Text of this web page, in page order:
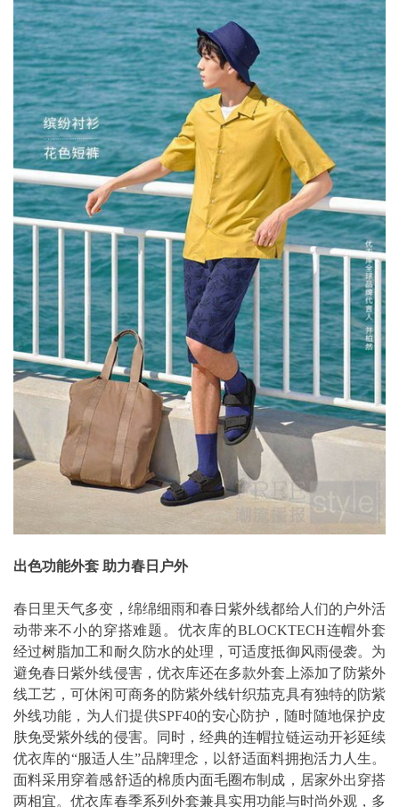
出色功能外套 助力春日户外
春日里天气多变，绵绵细雨和春日紫外线都给人们的户外活
动带来不小的穿搭难题。优衣库的BLOCKTECH连帽外套
经过树脂加工和耐久防水的处理，可适度抵御风雨侵袭。为
避免春日紫外线侵害，优衣库还在多款外套上添加了防紫外
线工艺，可休闲可商务的防紫外线针织茄克具有独特的防紫
外线功能，为人们提供SPF40的安心防护，随时随地保护皮
肤免受紫外线的侵害。同时，经典的连帽拉链运动开衫延续
优衣库的“服适人生”品牌理念，以舒适面料拥抱活力人生。
面料采用穿着感舒适的棉质内面毛圈布制成，居家外出穿搭
两相宜。优衣库春季系列外套兼具实用功能与时尚外观，多